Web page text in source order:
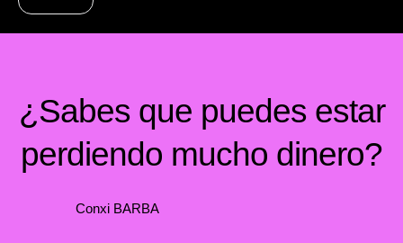
¿Sabes que puedes estar
perdiendo mucho dinero?
Conxi BARBA